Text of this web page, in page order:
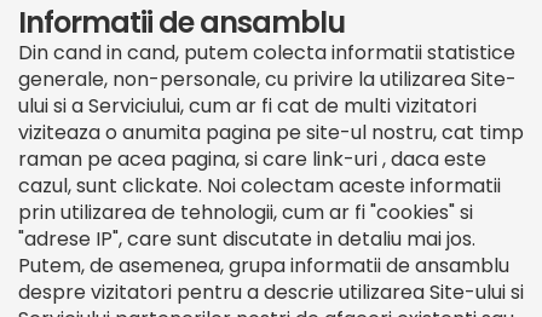
Informatii de ansamblu
Din cand in cand, putem colecta informatii statistice
generale, non-personale, cu privire la utilizarea Site-
ului si a Serviciului, cum ar fi cat de multi vizitatori
viziteaza o anumita pagina pe site-ul nostru, cat timp
raman pe acea pagina, si care link-uri , daca este
cazul, sunt clickate. Noi colectam aceste informatii
prin utilizarea de tehnologii, cum ar fi "cookies" si
"adrese IP", care sunt discutate in detaliu mai jos.
Putem, de asemenea, grupa informatii de ansamblu
despre vizitatori pentru a descrie utilizarea Site-ului si